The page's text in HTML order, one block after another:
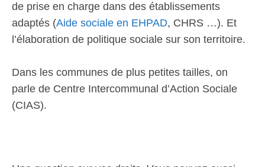
de prise en charge dans des établissements
adaptés (Aide sociale en EHPAD, CHRS …). Et
l’élaboration de politique sociale sur son territoire.
Dans les communes de plus petites tailles, on
parle de Centre Intercommunal d’Action Sociale
(CIAS).